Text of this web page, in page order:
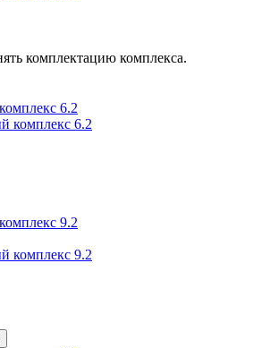
комплектацию комплекса.
6.2
9.2